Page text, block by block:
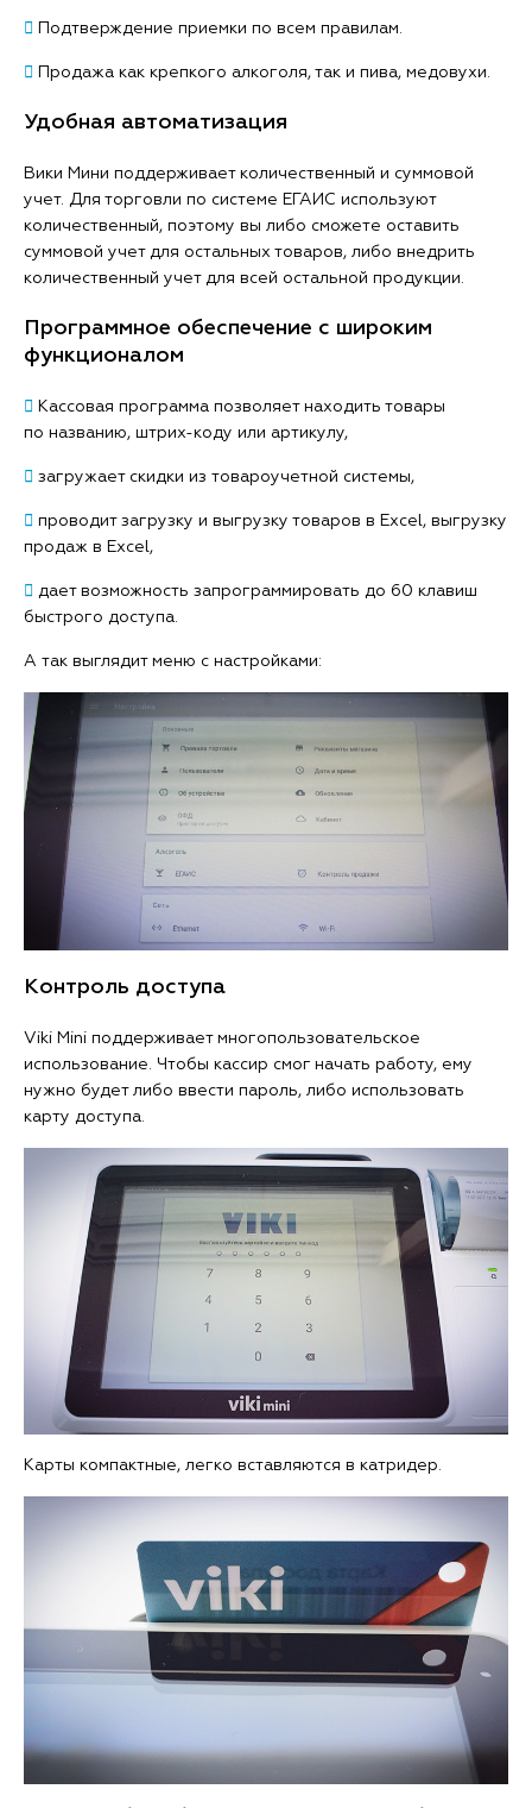
 Подтверждение приемки по всем правилам.
 Продажа как крепкого алкоголя, так и пива, медовухи.
Удобная автоматизация
Вики Мини поддерживает количественный и суммовой
учет. Для торговли по системе ЕГАИС используют
количественный, поэтому вы либо сможете оставить
суммовой учет для остальных товаров, либо внедрить
количественный учет для всей остальной продукции.
Программное обеспечение с широким
функционалом
 Кассовая программа позволяет находить товары
по названию, штрих-коду или артикулу,
 загружает скидки из товароучетной системы,
 проводит загрузку и выгрузку товаров в Excel, выгрузку
продаж в Excel,
 дает возможность запрограммировать до 60 клавиш
быстрого доступа.
А так выглядит меню с настройками:
Контроль доступа
Viki Mini поддерживает многопользовательское
использование. Чтобы кассир смог начать работу, ему
нужно будет либо ввести пароль, либо использовать
карту доступа.
Карты компактные, легко вставляются в катридер.